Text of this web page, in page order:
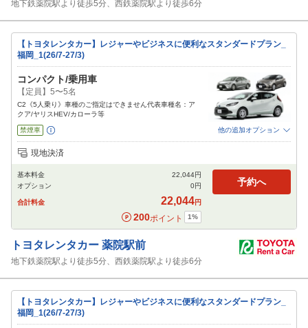
地下鉄薬院駅より徒歩5分、西鉄薬院駅より徒歩6分
【トヨタレンタカー】レジャーやビジネスに便利なスタンダードプラン_
福岡_1(26/7-27/3)
コンパクト/乗用車
【定員】5〜5名
C2《5人乗り》車種のご指定はできません代表車種名：ア
クア/ヤリスHEV/カローラ等
禁煙車 他の追加オプション
追加可能オプション
カーナビ
現地決済
基本料金 22,044円
オプション
0円
合計料金 22,044円
200ポイント 1%
予約へ
トヨタレンタカー 薬院駅前
地下鉄薬院駅より徒歩5分、西鉄薬院駅より徒歩6分
【トヨタレンタカー】レジャーやビジネスに便利なスタンダードプラン_
福岡_1(26/7-27/3)